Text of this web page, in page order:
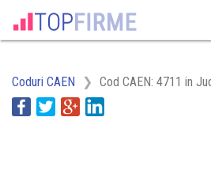
Coduri CAEN Cod CAEN: 4711 in